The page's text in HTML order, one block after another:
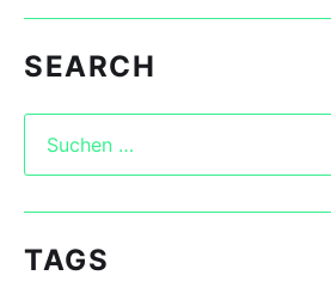
SEARCH
TAGS